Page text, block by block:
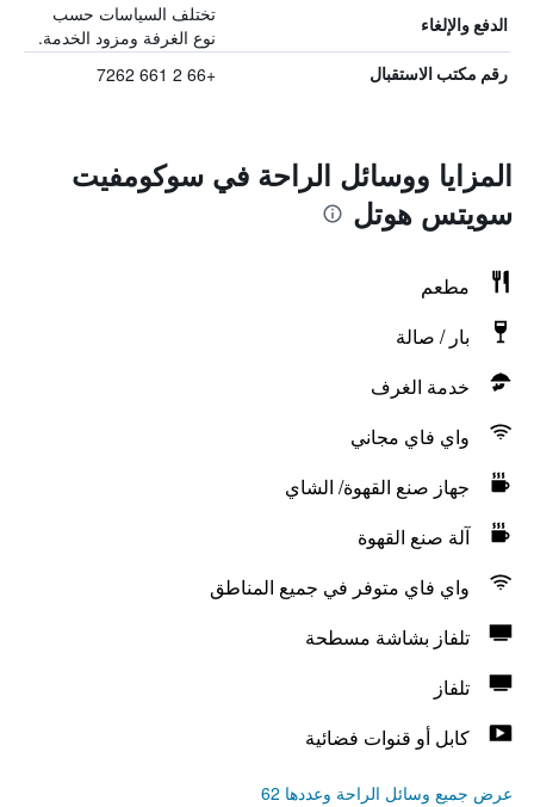
الدفع والإلغاء
تختلف السياسات حسب
نوع الغرفة ومزود الخدمة.
رقم مكتب الاستقبال +66 2 661 7262
المزايا ووسائل الراحة في سوكومفيت
سويتس هوتل
مطعم
بار / صالة
خدمة الغرف
واي فاي مجاني
جهاز صنع القهوة/ الشاي
آلة صنع القهوة
واي فاي متوفر في جميع المناطق
تلفاز بشاشة مسطحة
تلفاز
كابل أو قنوات فضائية
عرض جميع وسائل الراحة وعددها 62